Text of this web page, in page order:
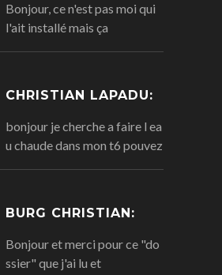
Bonjour, ce n'est pas moi qui
l'ait installé mais ça
CHRISTIAN LAPADU:
bonjour je cherche a faire l ea
u chaude dans mon t6 pouvez
BURG CHRISTIAN:
Bonjour et merci pour ce "do
ssier" que j'ai lu et